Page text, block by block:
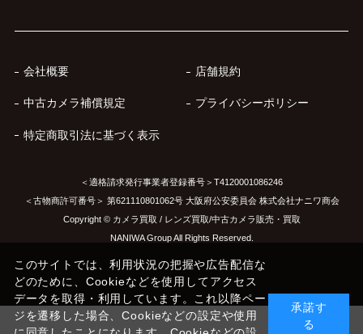
会社概要 店舗規約
中古カメラ補償規定 プライバシーポリシー
特定商取引法に基づく表示
＜適格請求発行事業者登録番号＞T4120001086246
＜古物商許可番号＞ 第621110801062号 大阪府公安委員会 株式会社ナニワ商会
Copyright © カメラ買取 / レンズ買取/中古カメラ販売・買取
NANIWA Group All Rights Reserved.
このサイトでは、利用状況の把握や広告配信な
どのために、Cookieなどを使用してアクセス
データを取得・利用しています。これ以降ペー
ジを遷移した場合、Cookieなどの設定や使用
承諾す
る